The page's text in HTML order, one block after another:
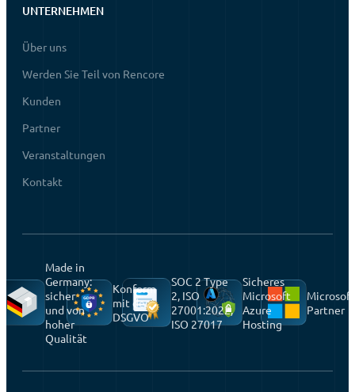
UNTERNEHMEN
Über uns
Werden Sie Teil von Rencore
Kunden
Partner
Veranstaltungen
Kontakt
Made in
Germany:
sicher
und von
hoher
Qualität
Konform
mit der
DSGVO
SOC 2 Type
2, ISO
27001:2022,
ISO 27017
Sicheres
Microsoft
Azure
Hosting
Partner